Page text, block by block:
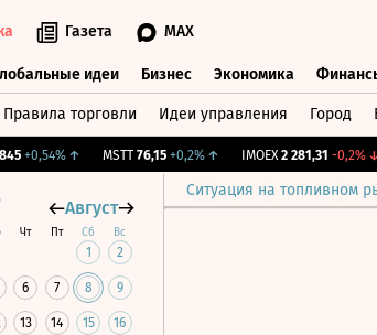
Газета MAX
идеи Бизнес Экономика
Правила торговли Идеи управления Город
+0,54%↑ MSTT 76,15 +0,2%↑ IMOEX 2 281,31 -0,2%↓
Ситуация на топливном
Август
Чт Пт Сб Вс
1 2
6 7 8 9
13 14 15 16